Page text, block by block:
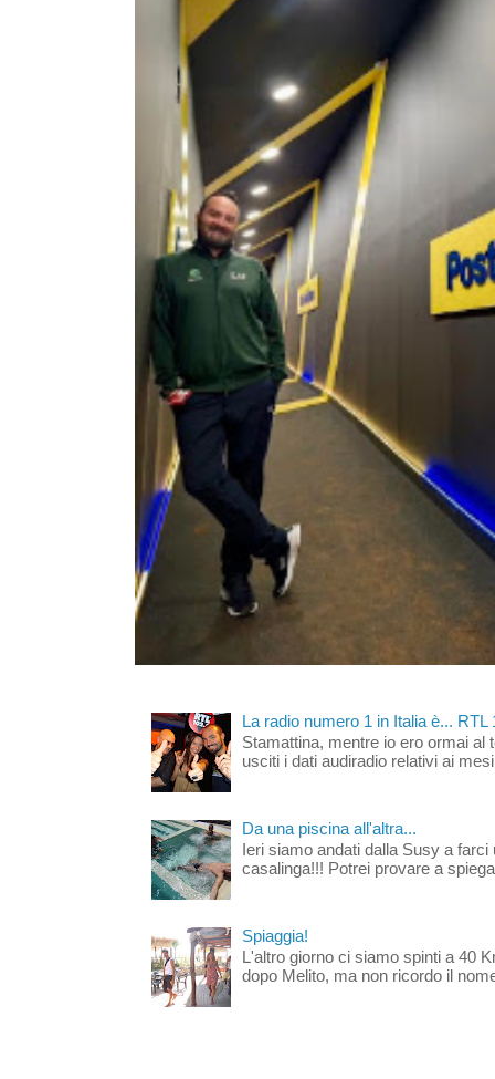
La radio numero 1 in Italia è... RTL
Stamattina, mentre io ero ormai al
usciti i dati audiradio relativi ai
Da una piscina all'altra...
Ieri siamo andati dalla Susy a
casalinga!!! Potrei provare a
Spiaggia!
L'altro giorno ci siamo spinti a 40
dopo Melito, ma non ricordo il